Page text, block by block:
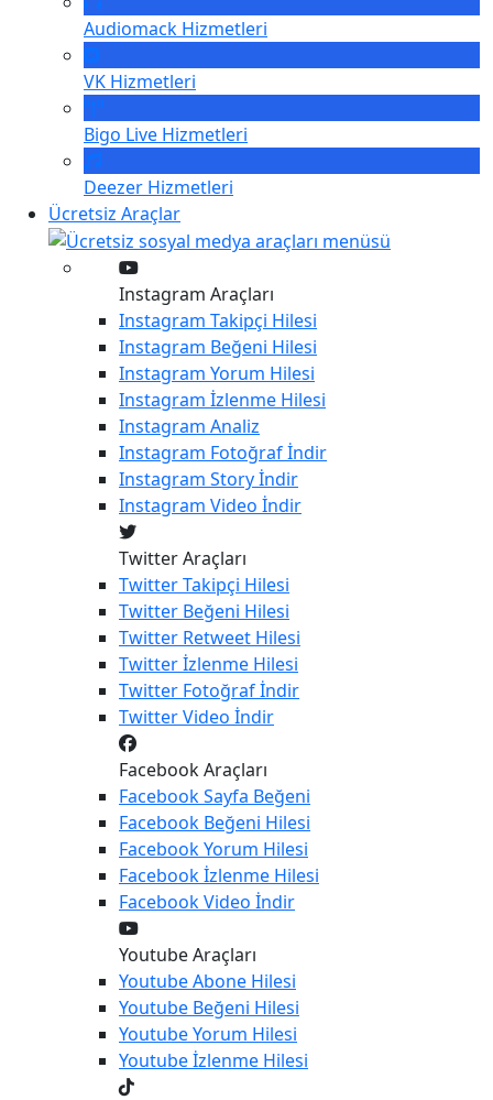
Audiomack Hizmetleri
VK Hizmetleri
Bigo Live Hizmetleri
Deezer Hizmetleri
Ücretsiz Araçlar
Instagram Araçları
Instagram Takipçi Hilesi
Instagram Beğeni Hilesi
Instagram Yorum Hilesi
Instagram İzlenme Hilesi
Instagram Analiz
Instagram Fotoğraf İndir
Instagram Story İndir
Instagram Video İndir
Twitter Araçları
TwitterTakipçi Hilesi
Twitter Beğeni Hilesi
Twitter Retweet Hilesi
Twitterİzlenme Hilesi
Twitter Fotoğraf İndir
TwitterVideo İndir
Facebook Araçları
FacebookSayfa Beğeni
Facebook Beğeni Hilesi
FacebookYorum Hilesi
Facebookİzlenme Hilesi
FacebookVideo İndir
Youtube Araçları
YoutubeAbone Hilesi
Youtube Beğeni Hilesi
YoutubeYorum Hilesi
Youtubeİzlenme Hilesi